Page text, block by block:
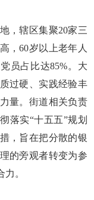
，辖区集聚20家三
，60岁以上老年人
员占比达85%。大
过硬、实践经验丰
量。街道相关负责
落实“十五五”规划
，旨在把分散的银
的旁观者转变为参
。